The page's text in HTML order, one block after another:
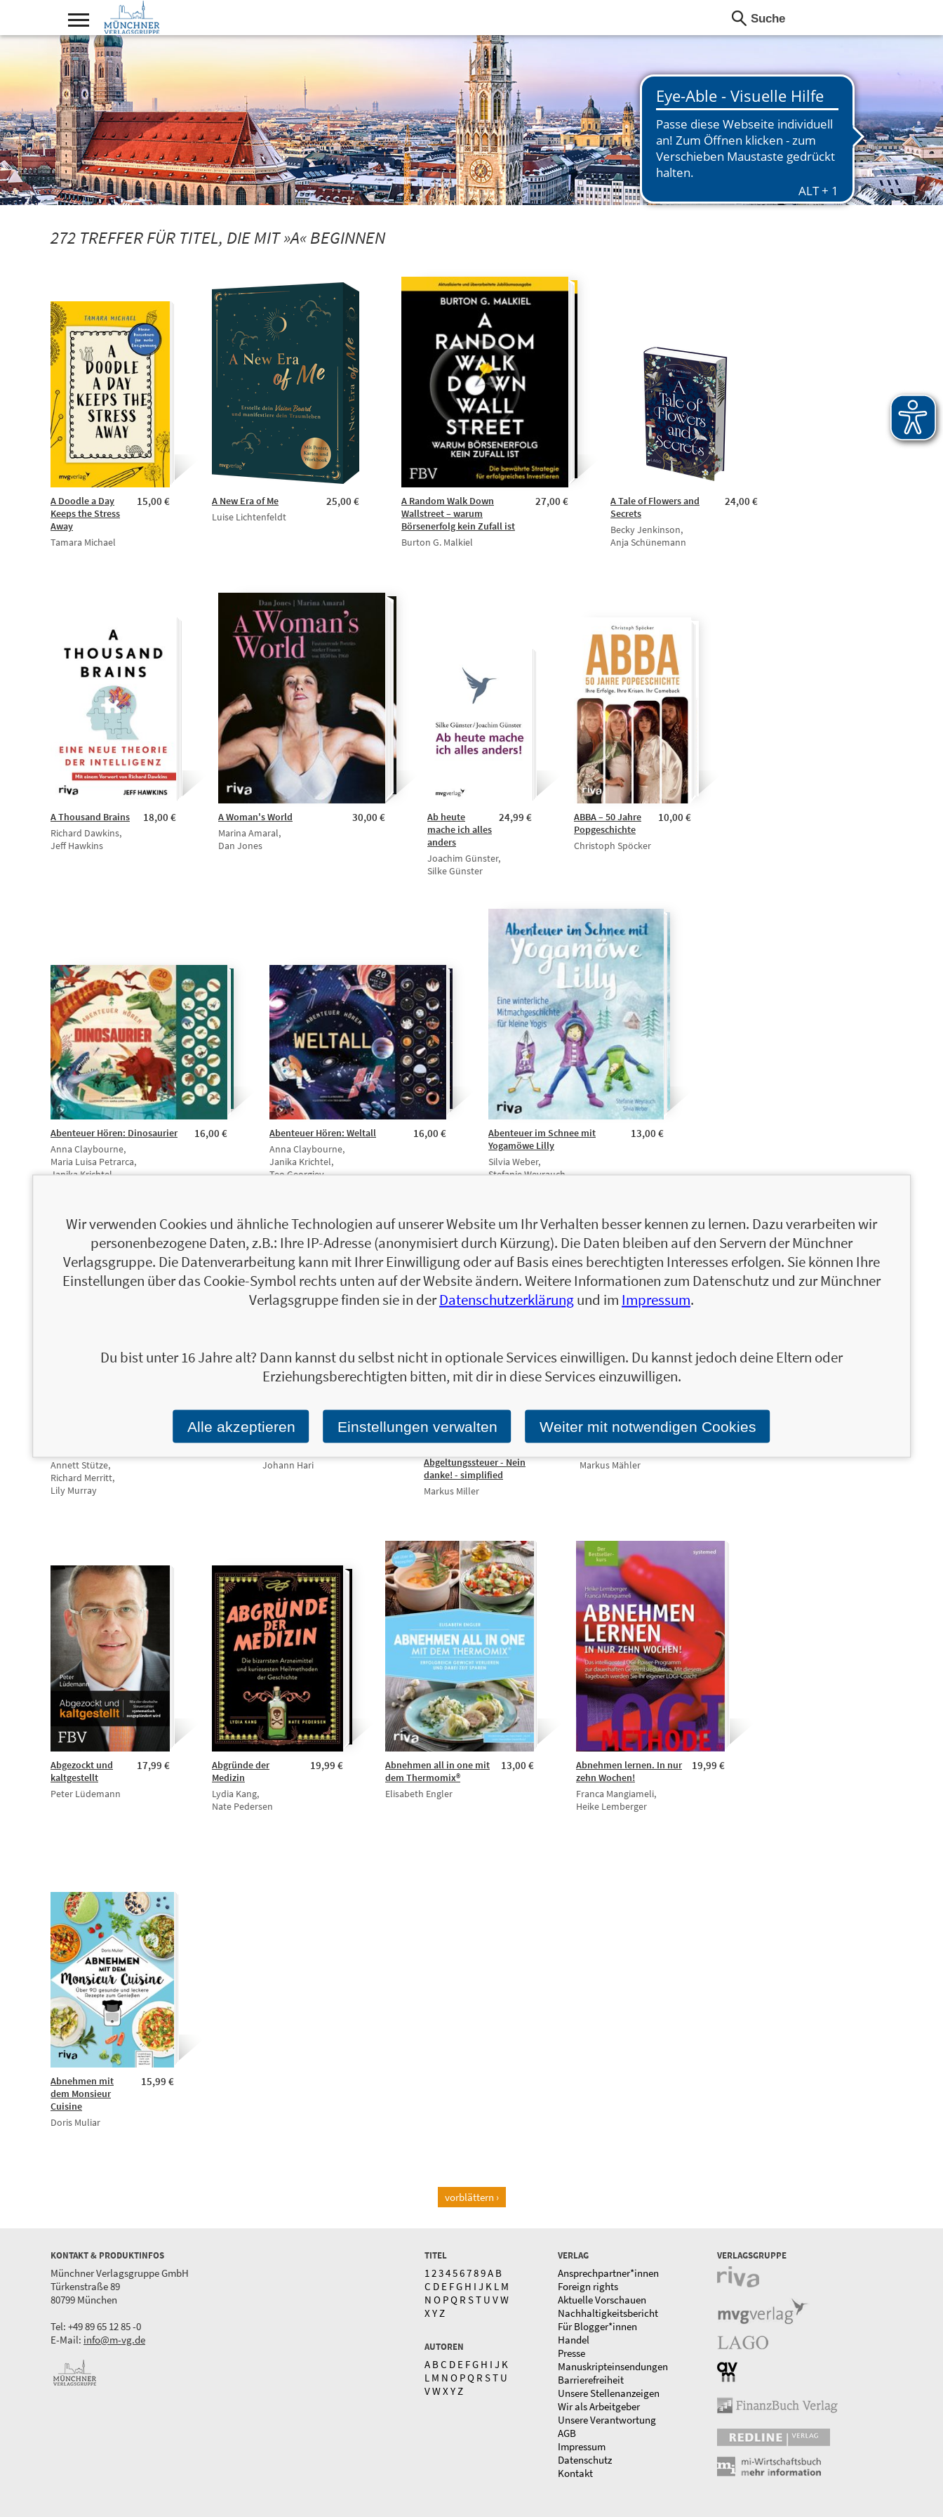
272 TREFFER FÜR TITEL, DIE MIT »A« BEGINNEN
15,00 €
A Doodle a Day
Keeps the Stress
Away
Tamara Michael
25,00 €
A New Era of Me
Luise Lichtenfeldt
27,00 €
A Random Walk Down
Wallstreet – warum
Börsenerfolg kein Zufall ist
Burton G. Malkiel
24,00 €
A Tale of Flowers and
Secrets
Becky Jenkinson,
Anja Schünemann
18,00 €
A Thousand Brains
Richard Dawkins,
Jeff Hawkins
30,00 €
A Woman's World
Marina Amaral,
Dan Jones
24,99 €
Ab heute
mache ich alles
anders
Joachim Günster,
Silke Günster
10,00 €
ABBA – 50 Jahre
Popgeschichte
Christoph Spöcker
16,00 €
Abenteuer Hören: Dinosaurier
Anna Claybourne,
Maria Luisa Petrarca,
Janika Krichtel
16,00 €
Abenteuer Hören: Weltall
Anna Claybourne,
Janika Krichtel,
Teo Georgiev
13,00 €
Abenteuer im Schnee mit
Yogamöwe Lilly
Silvia Weber,
Stefanie Weyrauch
Annett Stütze,
Richard Merritt,
Lily Murray
Johann Hari
Abgeltungssteuer - Nein
danke! - simplified
Markus Miller
Markus Mähler
17,99 €
Abgezockt und
kaltgestellt
Peter Lüdemann
19,99 €
Abgründe der
Medizin
Lydia Kang,
Nate Pedersen
13,00 €
Abnehmen all in one mit
dem Thermomix®
Elisabeth Engler
19,99 €
Abnehmen lernen. In nur
zehn Wochen!
Franca Mangiameli,
Heike Lemberger
15,99 €
Abnehmen mit
dem Monsieur
Cuisine
Doris Muliar
vorblättern ›
KONTAKT & PRODUKTINFOS
Münchner Verlagsgruppe GmbH
Türkenstraße 89
80799 München
Tel: +49 89 65 12 85 -0
E-Mail: info@m-vg.de
TITEL
123456789A B
C D E FG H I J K L M
N O PQ R ST U VW
XYZ
AUTOREN
A BC D E FG H I J K
L M N O PQ R ST U
VWXYZ
VERLAG
Ansprechpartner*innen
Foreign rights
Aktuelle Vorschauen
Nachhaltigkeitsbericht
Für Blogger*innen
Handel
Presse
Manuskripteinsendungen
Barrierefreiheit
Unsere Stellenanzeigen
Wir als Arbeitgeber
Unsere Verantwortung
AGB
Impressum
Datenschutz
Kontakt
VERLAGSGRUPPE
Wir verwenden Cookies und ähnliche Technologien auf unserer Website um Ihr Verhalten besser kennen zu lernen. Dazu verarbeiten wir
personenbezogene Daten, z.B.: Ihre IP-Adresse (anonymisiert durch Kürzung). Die Daten bleiben auf den Servern der Münchner
Verlagsgruppe. Die Datenverarbeitung kann mit Ihrer Einwilligung oder auf Basis eines berechtigten Interesses erfolgen. Sie können Ihre
Einstellungen über das Cookie-Symbol rechts unten auf der Website ändern. Weitere Informationen zum Datenschutz und zur Münchner
Verlagsgruppe finden sie in derDatenschutzerklärungund im Impressum.
Du bist unter 16 Jahre alt? Dann kannst du selbst nicht in optionale Services einwilligen. Du kannst jedoch deine Eltern oder
Erziehungsberechtigten bitten, mit dir in diese Services einzuwilligen.
Alle akzeptieren Einstellungen verwalten Weiter mit notwendigen Cookies